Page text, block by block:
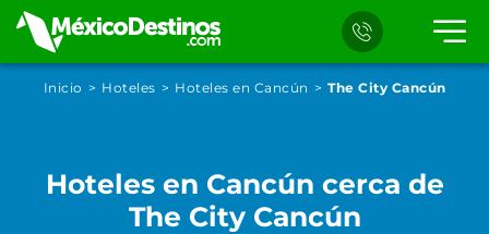
Inicio Hoteles Hoteles en Cancún The City Cancún
Hoteles en Cancún cerca de
The City Cancún